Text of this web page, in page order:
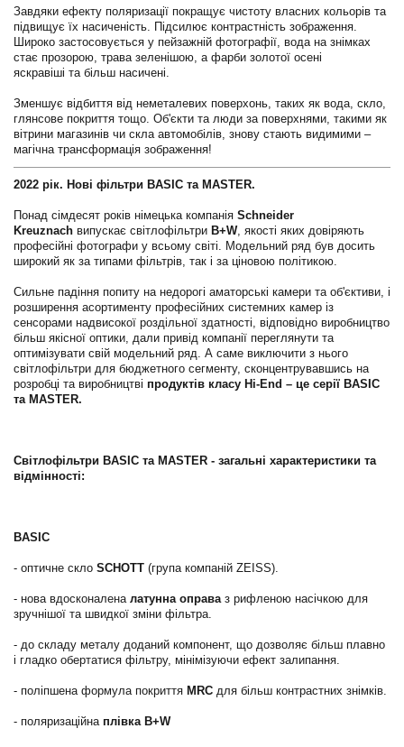
Завдяки ефекту поляризації покращує чистоту власних кольорів та
підвищує їх насиченість. Підсилює контрастність зображення.
Широко застосовується у пейзажній фотографії, вода на знімках
стає прозорою, трава зеленішою, а фарби золотої осені
яскравіші та бiльш насичені.
Зменшує відбиття від неметалевих поверхонь, таких як вода, скло,
глянсове покриття тощо. Об'єкти та люди за поверхнями, такими як
вітрини магазинів чи скла автомобілів, знову стають видимими –
магічна трансформація зображення!
2022 рік. Нові фільтри BASIC та MASTER.
Понад сімдесят років німецька компанія Schneider
Kreuznach випускає світлофільтри B+W, якості яких довіряють
професійні фотографи у всьому світі. Модельний ряд був досить
широкий як за типами фільтрів, так і за ціновою політикою.
Сильне падіння попиту на недорогі аматорські камери та об'єктиви, і
розширення асортименту професійних системних камер із
сенсорами надвисокої роздільної здатності, відповідно виробництво
більш якісної оптики, дали привід компанії переглянути та
оптимізувати свій модельний ряд. А саме виключити з нього
світлофільтри для бюджетного сегменту, сконцентрувавшись на
розробці та виробництві продуктів класу Hi-End – це серії BASIC
та MASTER.
Світлофільтри BASIC та MASTER - загальні характеристики та
відмінності:
BASIC
- оптичне скло SCHOTT (група компаній ZEISS).
- нова вдосконалена латунна оправаз рифленою насічкою для
зручнішої та швидкої зміни фільтра.
- до складу металу доданий компонент, що дозволяє більш плавно
і гладко обертатися фільтру, мінімізуючи ефект залипання.
- поліпшена формула покриття MRC для більш контрастних знімків.
- поляризаційна плівка B+W